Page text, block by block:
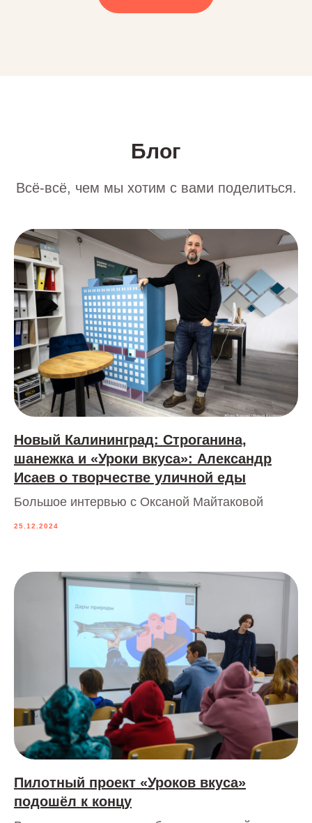
Блог
Всё-всё, чем мы хотим с вами поделиться.
Новый Калининград: Строганина,
шанежка и «Уроки вкуса»: Александр
Исаев о творчестве уличной еды
Большое интервью с Оксаной Майтаковой
25.12.2024
Пилотный проект «Уроков вкуса»
подошёл к концу